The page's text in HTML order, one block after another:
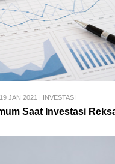
19 JAN 2021 INVESTASI
Saat Investasi